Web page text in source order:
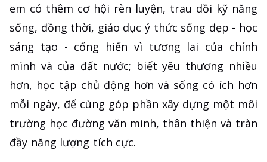
em có thêm cơ hội rèn luyện, trau dồi kỹ năng
sống, đồng thời, giáo dục ý thức sống đẹp - học
sáng tạo - cống hiến vì tương lai của chính
mình và của đất nước; biết yêu thương nhiều
hơn, học tập chủ động hơn và sống có ích hơn
mỗi ngày, để cùng góp phần xây dựng một môi
trường học đường văn minh, thân thiện và tràn
đầy năng lượng tích cực.